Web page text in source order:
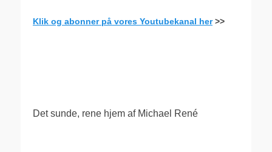
Klik og abonner på vores Youtubekanal her>>
Det sunde, rene hjem af Michael René